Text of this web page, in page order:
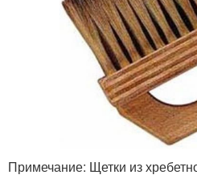
Примечание: Щетки из